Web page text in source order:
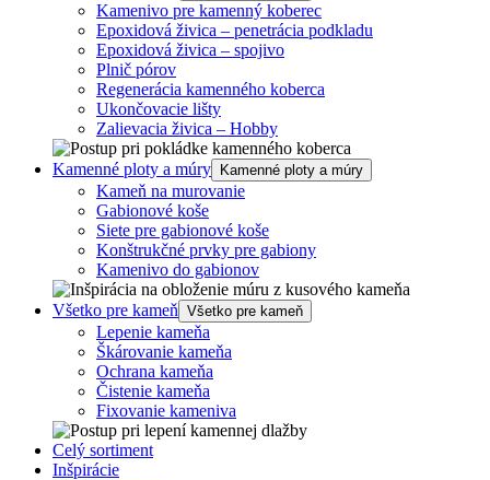
Kamenivo pre kamenný koberec
Epoxidová živica – penetrácia podkladu
Epoxidová živica – spojivo
Plnič pórov
Regenerácia kamenného koberca
Ukončovacie lišty
Zalievacia živica – Hobby
Kamenné ploty a múry Kamenné ploty a múry
Kameň na murovanie
Gabionové koše
Siete pre gabionové koše
Konštrukčné prvky pre gabiony
Kamenivo do gabionov
Všetko pre kameň Všetko pre kameň
Lepenie kameňa
Škárovanie kameňa
Ochrana kameňa
Čistenie kameňa
Fixovanie kameniva
Celý sortiment
Inšpirácie